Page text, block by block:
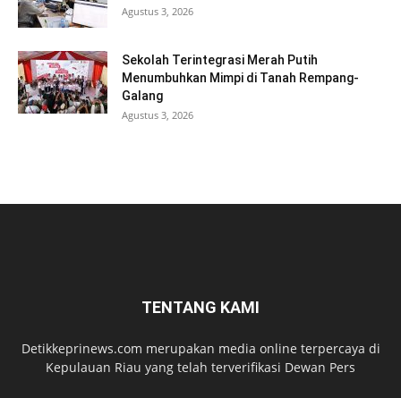
Agustus 3, 2026
Sekolah Terintegrasi Merah Putih
Menumbuhkan Mimpi di Tanah Rempang-
Galang
Agustus 3, 2026
TENTANG KAMI
Detikkeprinews.com merupakan media online terpercaya di
Kepulauan Riau yang telah terverifikasi Dewan Pers